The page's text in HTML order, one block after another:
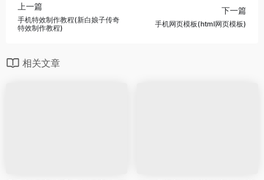
上一篇
手机特效制作教程(新白娘子传奇
特效制作教程)
下一篇
手机网页模板(html网页模板)
相关文章